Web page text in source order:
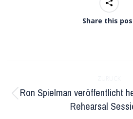
Share this
Ron Spielman veröffentlicht
Rehearsal